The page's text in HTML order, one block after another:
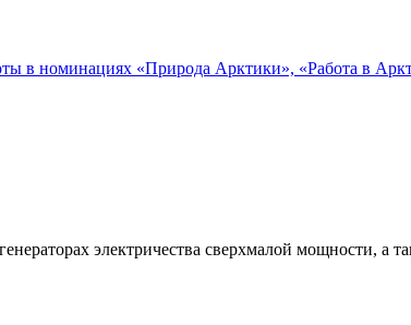
в номинациях «Природа Арктики», «Работа в
электричества сверхмалой мощности, а